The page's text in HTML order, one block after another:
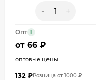
- +
Опт i
от 66 ₽
оптовые цены
132 ₽Розница от 1000 ₽